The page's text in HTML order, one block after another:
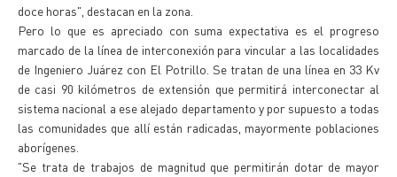
doce horas", destacan en la zona.
Pero lo que es apreciado con suma expectativa es el progreso
marcado de la línea de interconexión para vincular a las localidades
de Ingeniero Juárez con El Potrillo. Se tratan de una línea en 33 Kv
de casi 90 kilómetros de extensión que permitirá interconectar al
sistema nacional a ese alejado departamento y por supuesto a todas
las comunidades que allí están radicadas, mayormente poblaciones
aborígenes.
"Se trata de trabajos de magnitud que permitirán dotar de mayor